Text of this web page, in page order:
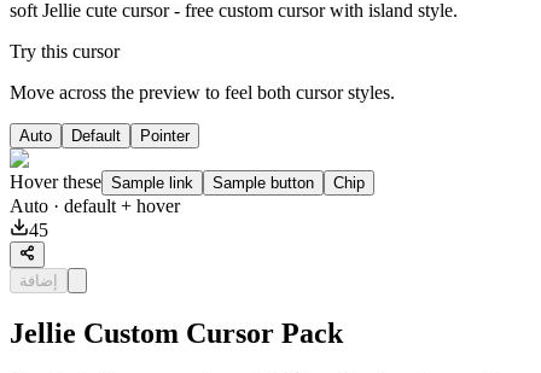
soft Jellie cute cursor - free custom cursor with island style.
Try this cursor
Move across the preview to feel both cursor styles.
Auto Default Pointer
Hover these Sample link Sample button Chip
Auto · default + hover
45
إضافة
Jellie Custom Cursor Pack